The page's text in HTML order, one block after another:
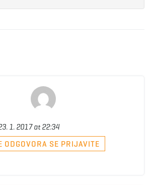
1. 2017 at 22:34
ODGOVORA SE PRIJAVITE